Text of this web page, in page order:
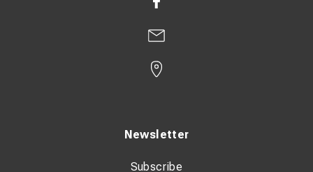
Newsletter
Subscribe